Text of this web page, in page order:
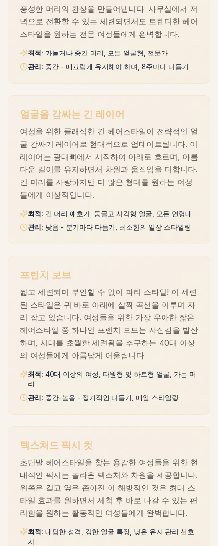
풍성한 머리의 환상을 만들어냅니다. 사무실에서 저
녁으로 전환할 수 있는 세련되면서도 트렌디한 헤어
스타일을 원하는 전문 여성들에게 완벽합니다.
최적: 가늘거나 중간 머리, 모든 얼굴형, 전문가
관리: 중간 - 매끄럽게 유지해야 하며, 8주마다 다듬기
얼굴을 감싸는 긴 레이어
여성을 위한 클래식한 긴 헤어스타일이 전략적인 얼
굴 감싸기 레이어로 현대적으로 업데이트됩니다. 이
레이어는 광대뼈에서 시작하여 아래로 흐르며, 아름
다운 길이를 유지하면서 차원과 움직임을 더합니다.
긴 머리를 사랑하지만 더 많은 형태를 원하는 여성
들에게 이상적입니다.
최적: 긴 머리 애호가, 둥글고 사각형 얼굴, 모든 연령대
관리: 낮음 - 분기마다 다듬기, 최소한의 일상 스타일링
프렌치 보브
짧고 세련되며 부인할 수 없이 파리 스타일! 이 세련
된 스타일은 귀 바로 아래에 살짝 곡선을 이루며 자
리 잡고 있습니다. 여성들을 위한 가장 우아한 짧은
헤어스타일 중 하나인 프렌치 보브는 자신감을 발산
하며, 시대를 초월한 세련됨을 추구하는 40대 이상
의 여성들에게 아름답게 어울립니다.
최적: 40대 이상의 여성, 타원형 및 하트형 얼굴, 가는 머
리
관리: 중간-높음 - 정기적인 다듬기, 매일 스타일링
텍스처드 픽시 컷
초단발 헤어스타일을 찾는 용감한 여성들을 위한 현
대적인 픽시는 놀라운 텍스처와 차원을 제공합니다.
위쪽은 길고 옆은 좁아진 이 해방적인 컷은 최대 스
타일 효과를 원하면서 세척 후 바로 나갈 수 있는 편
리함을 원하는 활동적인 여성들에게 완벽합니다.
최적: 대담한 성격, 강한 얼굴 특징, 낮은 유지 관리 선호
자